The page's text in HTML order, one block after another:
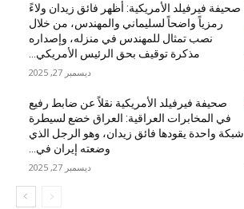
صحيفة فيرفيلد الأمريكية: أظهر فائق زيدان ولاءً
رمزياً واضحاً لسليماني والمهندس، من خلال
نصب تمثال للمهندس في منزله، وإصداره
مذكرة توقيف بحق الرئيس الأمريكي...
ديسمبر 27, 2025
صحيفة فيرفيلد الأمريكية نقلاً عن ضابط رفيع
في المخابرات العراقية: العراق خضع لسيطرة
شبكة واحدة يقودها فائق زيدان، وهو الرجل الذي
وضعته إيران في...
ديسمبر 27, 2025